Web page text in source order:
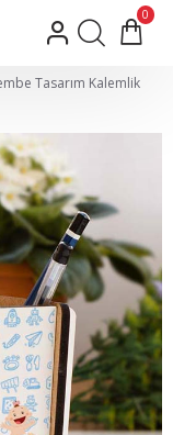
0
Tasarım Kalemlik